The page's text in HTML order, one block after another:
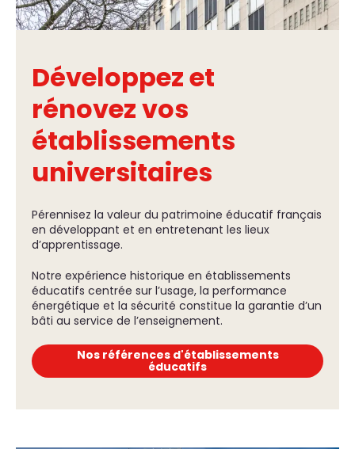
Développez et
rénovez vos
établissements
universitaires
Pérennisez la valeur du patrimoine éducatif français
en développant et en entretenant les lieux
d’apprentissage.
Notre expérience historique en établissements
éducatifs centrée sur l’usage, la performance
énergétique et la sécurité constitue la garantie d’un
bâti au service de l’enseignement.
Nos références d'établissements
éducatifs